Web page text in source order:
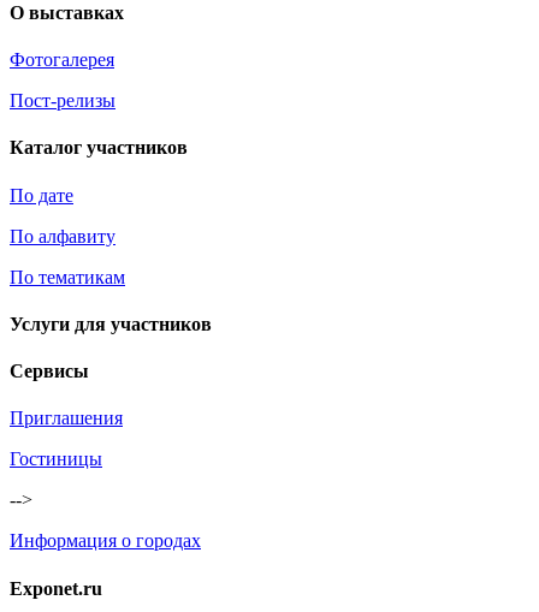
О выставках
Фотогалерея
Пост-релизы
Каталог участников
По дате
По алфавиту
По тематикам
Услуги для участников
Сервисы
Приглашения
Гостиницы
-->
Информация о городах
Exponet.ru